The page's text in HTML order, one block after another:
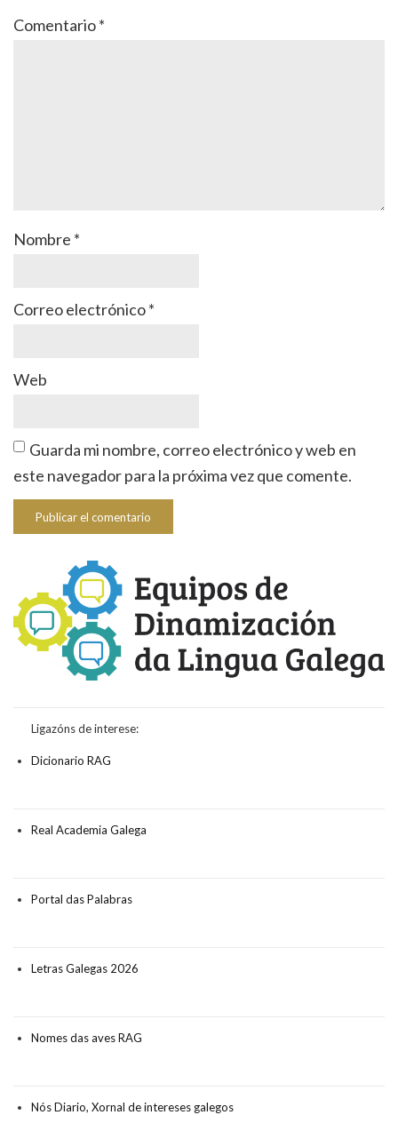
Comentario*
Nombre *
Correo electrónico*
Web
Guarda mi nombre, correo electrónico y web en
este navegador para la próxima vez que comente.
Ligazóns de interese:
Dicionario RAG
Real Academia Galega
Portal das Palabras
Letras Galegas 2026
Nomes das aves RAG
Nós Diario, Xornal de intereses galegos